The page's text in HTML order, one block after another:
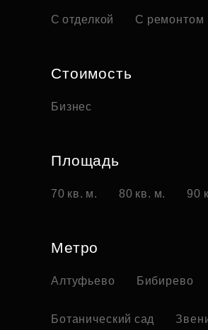
С отделкой С ремонтом
Стоимость
Бизнес
Площадь
70 кв. м. 80 кв. м. 90
Метро
Алтуфьево Бибирево
Ботанический сад